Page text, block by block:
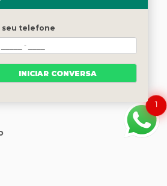
1
seu telefone
INICIAR CONVERSA